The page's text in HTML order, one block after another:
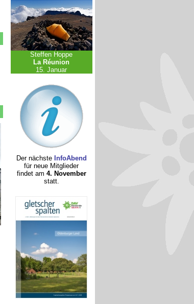
Steffen Hoppe
La Réunion
15. Januar
Der nächste InfoAbend
für neue Mitglieder
findet am 4. November
statt.